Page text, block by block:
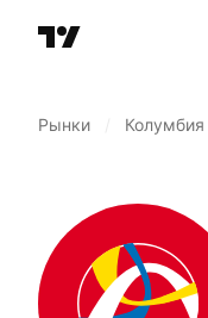
Рынки Колумбия